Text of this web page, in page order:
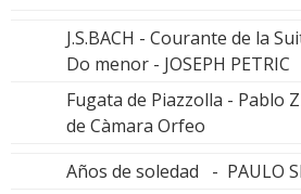
J.S.BACH - Courante de la
Do menor - JOSEPH PETRIC
Fugata de Piazzolla - Pablo
de Càmara Orfeo
Años de soledad - PAULO